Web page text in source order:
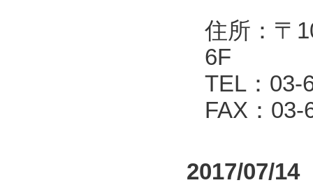
住所：〒
6F
TEL：03-
FAX：03-
2017/07/14